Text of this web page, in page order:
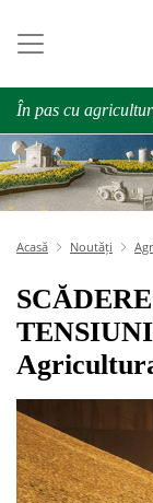
În pas cu
Acasă Noutăți